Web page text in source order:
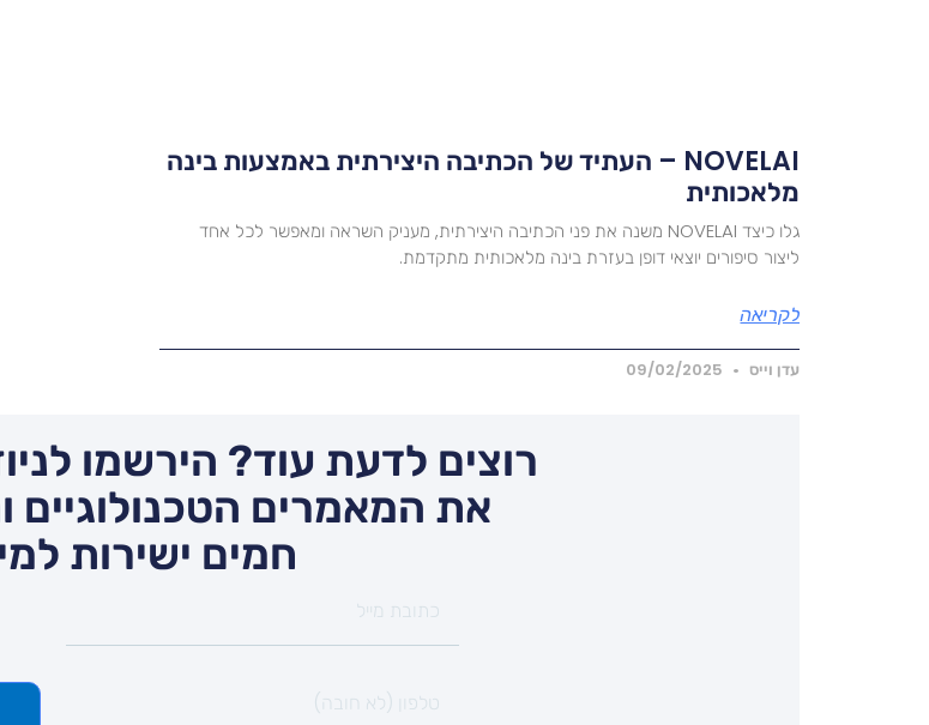
NOVELAI – העתיד של הכתיבה היצירתית באמצעות בינה
מלאכותית
גלו כיצד NOVELAI משנה את פני הכתיבה היצירתית, מעניק השראה ומאפשר לכל אחד
ליצור סיפורים יוצאי דופן בעזרת בינה מלאכותית מתקדמת.
לקריאה
עדן וייס
רוצים לדעת עוד? הירשמו
את המאמרים הטכנולוגיים
חמים ישירות